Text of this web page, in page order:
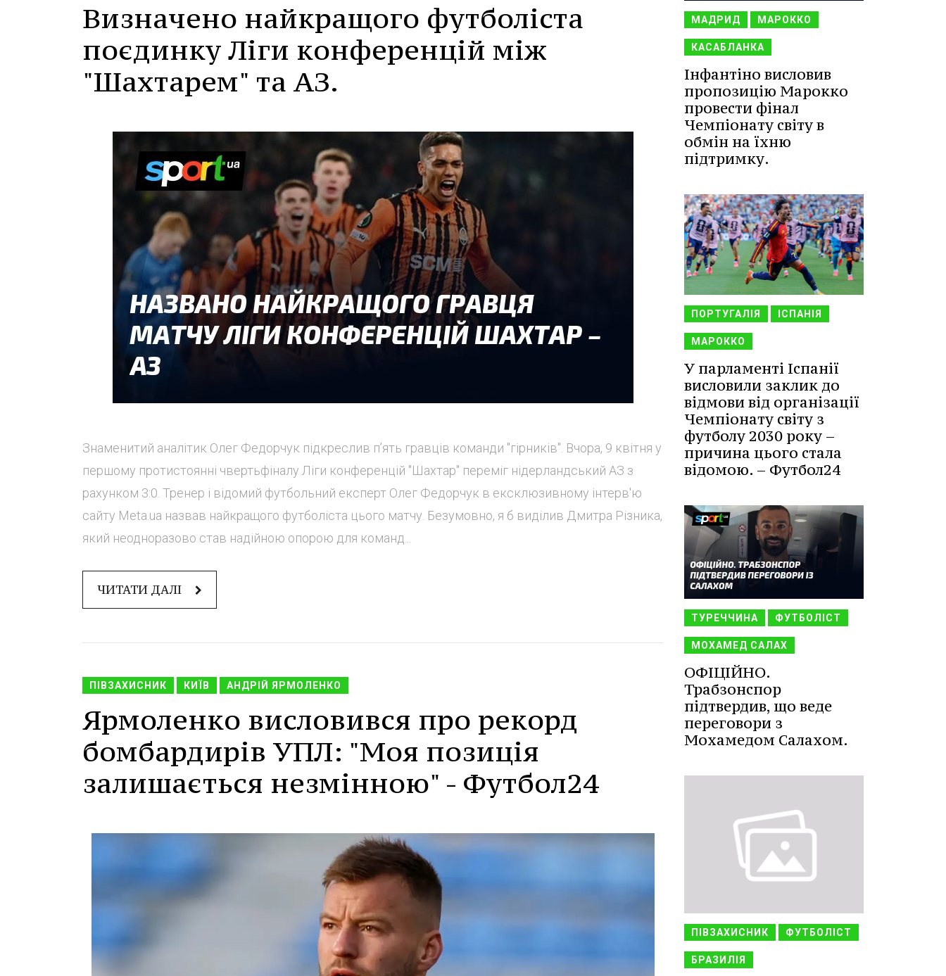
Визначено найкращого футболіста
поєдинку Ліги конференцій між
"Шахтарем" та АЗ.
Знаменитий аналітик Олег Федорчук підкреслив п’ять гравців команди "гірників". Вчора, 9 квітня у
першому протистоянні чвертьфіналу Ліги конференцій "Шахтар" переміг нідерландський АЗ з
рахунком 3:0. Тренер і відомий футбольний експерт Олег Федорчук в ексклюзивному інтерв'ю
сайту Meta.ua назвав найкращого футболіста цього матчу. Безумовно, я б виділив Дмитра Різника,
який неодноразово став надійною опорою для команд...
ЧИТАТИ ДАЛІ
ПІВЗАХИСНИК КИЇВ АНДРІЙ ЯРМОЛЕНКО
Ярмоленко висловився про рекорд
бомбардирів УПЛ: "Моя позиція
залишається незмінною" - Футбол24
МАДРИД МАРОККО
КАСАБЛАНКА
Інфантіно висловив
пропозицію Марокко
провести фінал
Чемпіонату світу в
обмін на їхню
підтримку.
ПОРТУГАЛІЯ ІСПАНІЯ
МАРОККО
У парламенті Іспанії
висловили заклик до
відмови від організації
Чемпіонату світу з
футболу 2030 року –
причина цього стала
відомою. – Футбол24
ТУРЕЧЧИНА ФУТБОЛІСТ
МОХАМЕД САЛАХ
ОФІЦІЙНО.
Трабзонспор
підтвердив, що веде
переговори з
Мохамедом Салахом.
ПІВЗАХИСНИК ФУТБОЛІСТ
БРАЗИЛІЯ